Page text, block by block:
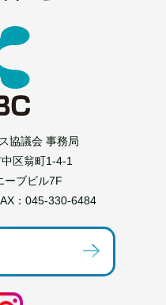
協議会 事務局
区翁町1-4-1
ーブビル7F
：045-330-6484